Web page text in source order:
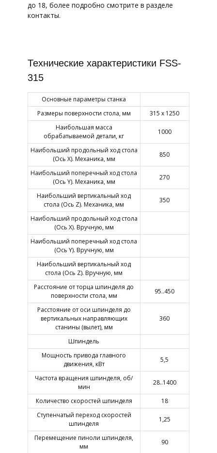
до 18, более подробно смотрите в разделе
контакты.
Технические характеристики FSS-
315
Основные параметры станка
Размеры поверхности стола, мм
315 х 1250
Наибольшая масса
обрабатываемой детали, кг
1000
Наибольший продольный ход стола
(Ось X). Механика, мм
850
Наибольший поперечный ход стола
(Ось Y). Механика, мм
270
Наибольший вертикальный ход
стола (Ось Z). Механика, мм
350
Наибольший продольный ход стола
(Ось X). Вручную, мм
Наибольший поперечный ход стола
(Ось Y). Вручную, мм
Наибольший вертикальный ход
стола (Ось Z). Вручную, мм
Расстояние от торца шпинделя до
поверхности стола, мм
95..450
Расстояние от оси шпинделя до
вертикальных направляющих
станины (вылет), мм
360
Шпиндель
Мощность привода главного
движения, кВт
5,5
Частота вращения шпинделя, об/
мин
28..1400
Количество скоростей шпинделя
18
Ступенчатый переход скоростей
шпинделя
1,25
Перемещение пиноли шпинделя,
мм
90